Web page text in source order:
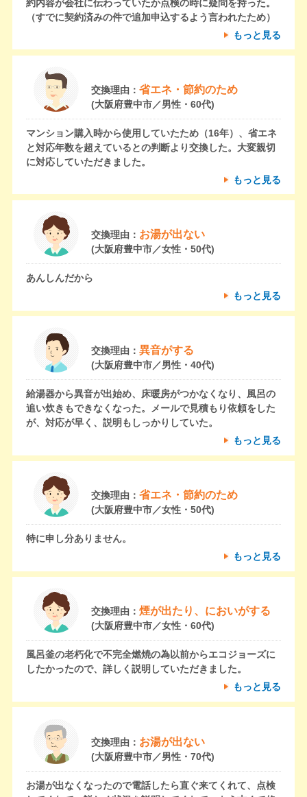
約内容が会社に伝わっていたか点検の時に疑問を持った。
（すでに契約済みの件で追加申込するよう言われたため）
もっと見る
交換理由： 省エネ・節約のため
(大阪府豊中市／男性・60代)
マンション購入時から使用していたため（16年）、省エネ
と対応年数を超えているとの判断より交換した。大変親切
に対応していただきました。
もっと見る
交換理由： お湯が出ない
(大阪府豊中市／女性・50代)
あんしんだから
もっと見る
交換理由： 異音がする
(大阪府豊中市／男性・40代)
給湯器から異音が出始め、床暖房がつかなくなり、風呂の
追い炊きもできなくなった。メールで見積もり依頼をした
が、対応が早く、説明もしっかりしていた。
もっと見る
交換理由： 省エネ・節約のため
(大阪府豊中市／女性・50代)
特に申し分ありません。
もっと見る
交換理由： 煙が出たり、においがする
(大阪府豊中市／女性・60代)
風呂釜の老朽化で不完全燃焼の為以前からエコジョーズに
したかったので、詳しく説明していただきました。
もっと見る
交換理由： お湯が出ない
(大阪府豊中市／男性・70代)
お湯が出なくなったので電話したら直ぐ来てくれて、点検